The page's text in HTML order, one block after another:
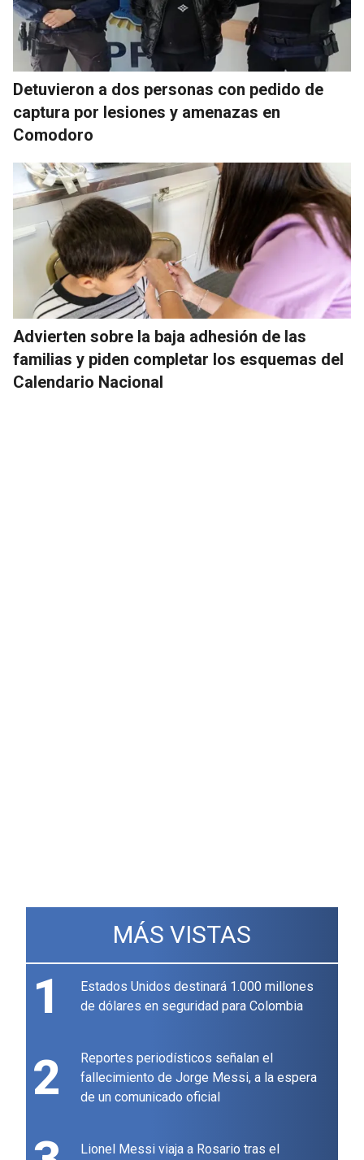
Detuvieron a dos personas con pedido de
captura por lesiones y amenazas en
Comodoro
Advierten sobre la baja adhesión de las
familias y piden completar los esquemas del
Calendario Nacional
MÁS VISTAS
1
Estados Unidos destinará 1.000 millones
de dólares en seguridad para Colombia
2
Reportes periodísticos señalan el
fallecimiento de Jorge Messi, a la espera
de un comunicado oficial
Lionel Messi viaja a Rosario tras el